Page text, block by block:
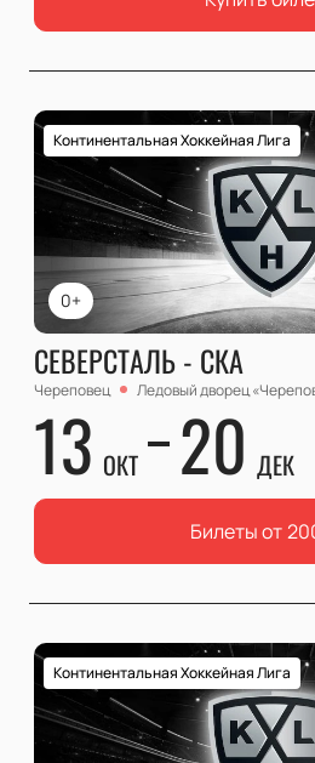
0+
Континентальная Хоккейная Лига
СЕВЕРСТАЛЬ - СКА
Череповец Ледовый дворец
13 ОКТ 20 ДЕК
Билеты от
Континентальная Хоккейная Лига